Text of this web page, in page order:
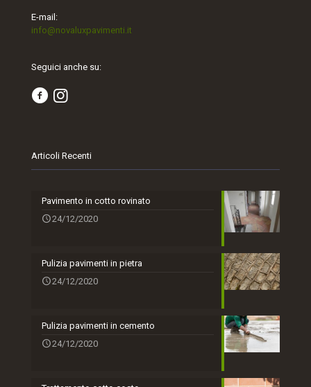
E-mail:
info@novaluxpavimenti.it
Seguici anche su:
Articoli Recenti
Pavimento in cotto rovinato
24/12/2020
Pulizia pavimenti in pietra
24/12/2020
Pulizia pavimenti in cemento
24/12/2020